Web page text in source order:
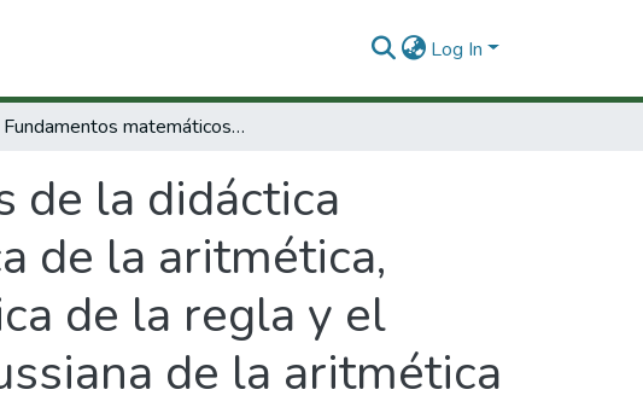
Log In
Fundamentos matemáticos de la didáctica matemática. Parte1 :didáctica pitagórica de la aritmética, didáctica hindú de la aritmética, didáctica de la regla y el compás de la aritmética y didáctica gaussiana de la aritmética
de la didáctica
de la aritmética,
de la regla y el
de la aritmética